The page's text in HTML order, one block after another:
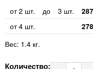
от 2 шт. до 3 шт.
от 4 шт.
Вес: 1.4 кг.
Количество: